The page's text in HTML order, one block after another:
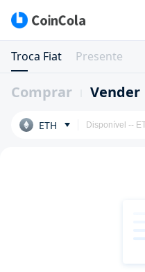
Troca Fiat Presente
Comprar Vender
ETH